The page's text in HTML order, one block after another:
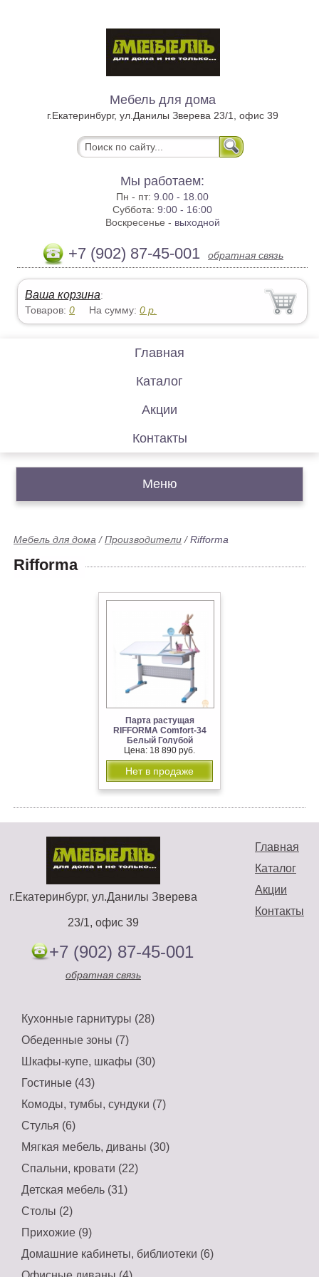
Мебель для дома
г.Екатеринбург, ул.Данилы Зверева 23/1, офис 39
Мы работаем:
Пн - пт:9.00 - 18.00
Суббота:9:00 - 16:00
Воскресенье - выходной
+7 (902) 87-45-001 обратная связь
Ваша корзина:
Товаров:0 На сумму:0 р.
Главная
Каталог
Акции
Контакты
Меню
Мебель для дома /Производители /Rifforma
Rifforma
Парта растущая
RIFFORMA Comfort-34
Белый Голубой
Цена: 18 890 руб.
Нет в продаже
Главная
Каталог
Акции
Контакты
г.Екатеринбург, ул.Данилы Зверева
23/1, офис 39
+7 (902) 87-45-001
обратная связь
Кухонные гарнитуры (28)
Обеденные зоны (7)
Шкафы-купе, шкафы (30)
Гостиные (43)
Комоды, тумбы, сундуки (7)
Стулья (6)
Мягкая мебель, диваны (30)
Спальни, кровати (22)
Детская мебель (31)
Столы (2)
Прихожие (9)
Домашние кабинеты, библиотеки (6)